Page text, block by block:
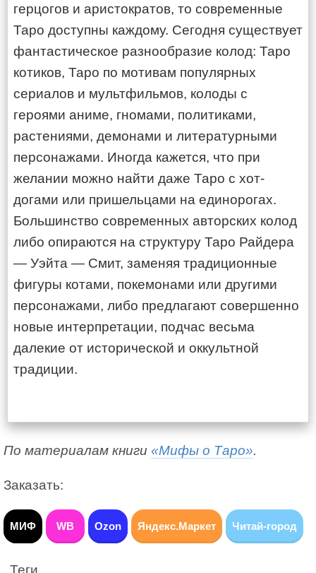
герцогов и аристократов, то современные
Таро доступны каждому. Сегодня существует
фантастическое разнообразие колод: Таро
котиков, Таро по мотивам популярных
сериалов и мультфильмов, колоды с
героями аниме, гномами, политиками,
растениями, демонами и литературными
персонажами. Иногда кажется, что при
желании можно найти даже Таро с хот-
догами или пришельцами на единорогах.
Большинство современных авторских колод
либо опираются на структуру Таро Райдера
— Уэйта — Смит, заменяя традиционные
фигуры котами, покемонами или другими
персонажами, либо предлагают совершенно
новые интерпретации, подчас весьма
далекие от исторической и оккультной
традиции.
По материалам книги «Мифы о Таро».
Заказать:
МИФ WB Ozon Яндекс.Маркет Читай-город
Теги